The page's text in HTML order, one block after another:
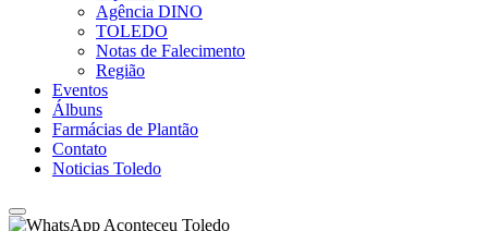
Agência DINO
TOLEDO
Notas de Falecimento
Região
Eventos
Álbuns
Farmácias de Plantão
Contato
Noticias Toledo
Aconteceu Toledo